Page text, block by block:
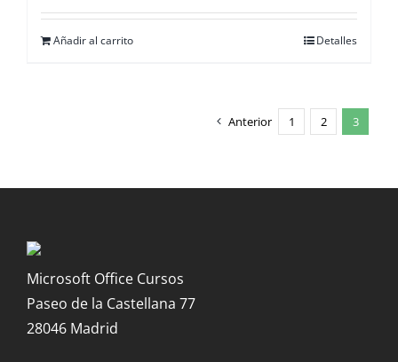
Añadir al carrito Detalles
Anterior 1 2 3
Microsoft Office Cursos
Paseo de la Castellana 77
28046 Madrid